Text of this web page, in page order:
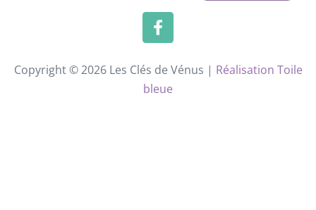
Copyright © 2026 Les Clés de Vénus | Réalisation Toile
bleue